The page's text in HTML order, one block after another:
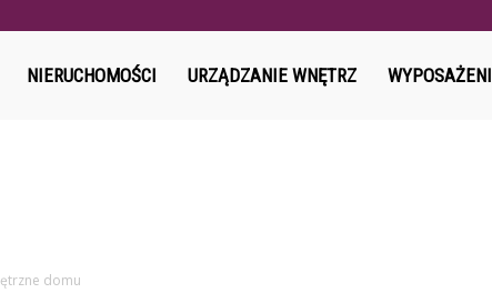
NIERUCHOMOŚCI URZĄDZANIE WNĘTRZ
domu